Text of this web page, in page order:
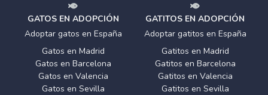
GATOS EN ADOPCIÓN
Adoptar gatos en España
Gatos en Madrid
Gatos en Barcelona
Gatos en Valencia
Gatos en Sevilla
GATITOS EN ADOPCIÓN
Adoptar gatitos en España
Gatitos en Madrid
Gatitos en Barcelona
Gatitos en Valencia
Gatitos en Sevilla